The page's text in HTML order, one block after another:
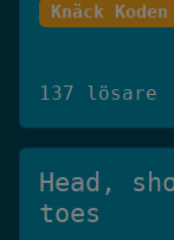
Knäck
137 lösare
Head,
toes